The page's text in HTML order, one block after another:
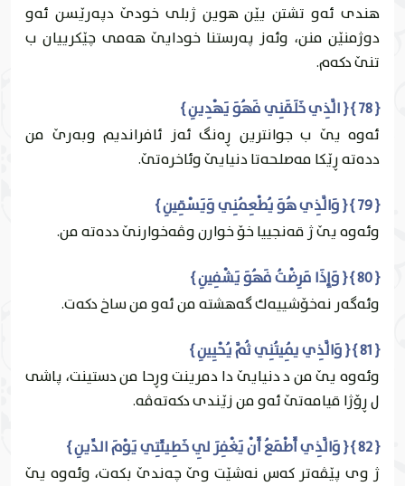
هندى ئه‌و تشتن يێن هوين ژبلی خودێ دپه‌رێسن ئه‌و
دوژمنێن منن، وئه‌ز په‌رستنا خودايێ هه‌مى چێكرییان ب
تنێ دكه‌م.
{ 78 } { الَّذِي خَلَقَنِي فَهُوَ يَهْدِينِ }
ئه‌وه‌ يێ ب جوانترين ڕه‌نگ ئه‌ز ئافرانديم وبه‌رێ من
دده‌ته‌ ڕێكا مه‌صلحه‌تا دنيايێ وئاخره‌تێ.
{ 79 } { وَالَّذِي هُوَ يُطْعِمُنِي وَيَسْقِينِ }
وئه‌وه‌ يێ ژ قه‌نجییا خۆ خوارن وڤه‌خوارنێ دده‌ته‌ من.
{ 80 } { وَإِذَا مَرِضْتُ فَهُوَ يَشْفِينِ }
وئه‌گه‌ر نه‌خۆشییه‌ك گه‌هشته‌ من ئه‌و من ساخ دكه‌ت.
{ 81 } { وَالَّذِي يُمِيتُنِي ثُمَّ يُحْيِينِ }
وئه‌وه‌ يێ من د دنيايێ دا دمرينت وڕحا من دستينت، پاشى
ل ڕۆژا قيامه‌تێ ئه‌و من زێندى دكه‌ته‌ڤه‌.
{ 82 } { وَالَّذِي أَطْمَعُ أَنْ يَغْفِرَ لِي خَطِيئَتِي يَوْمَ الدِّينِ }
ژ وى پێڤه‌تر كه‌س نه‌شێت وێ چه‌ندێ بكه‌ت، وئه‌وه‌ يێ